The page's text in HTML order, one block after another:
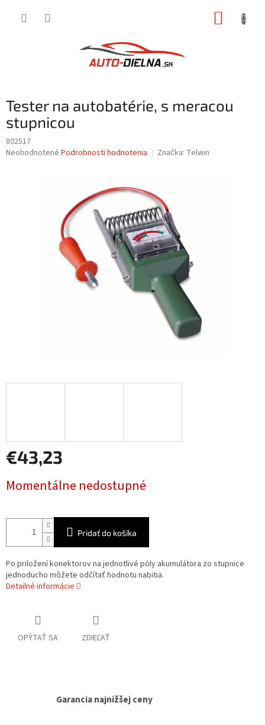
Tester na autobatérie, s meracou
stupnicou
802517
Priemerné
Neohodnotené Podrobnosti hodnotenia Značka: Telwin
€43,23
cena:
Momentálne nedostupné
Pridať do košíka
Po priložení konektorov na jednotlivé póly akumulátora zo stupnice
jednoducho môžete odčítať hodnotu nabitia.
Detailné informácie
OPÝTAŤ SA ZDIEĽAŤ
Garancia najnižšej ceny